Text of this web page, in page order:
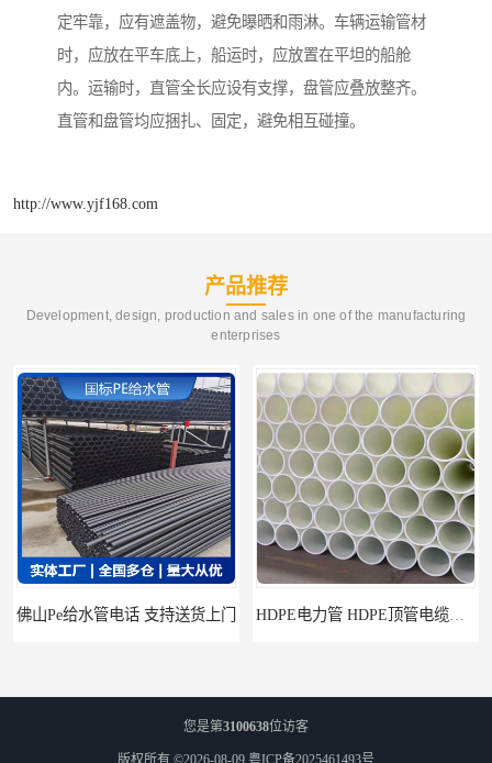
定牢靠，应有遮盖物，避免曝晒和雨淋。车辆运输管材
时，应放在平车底上，船运时，应放置在平坦的船舱
内。运输时，直管全长应设有支撑，盘管应叠放整齐。
直管和盘管均应捆扎、固定，避免相互碰撞。
http://www.yjf168.com
产品推荐
Development, design, production and sales in one of the manufacturing
enterprises
HDPE电力管 HDPE顶管电缆管保护套管
您是第3100638位访客
版权所有 ©2026-08-09 粤ICP备2025461493号